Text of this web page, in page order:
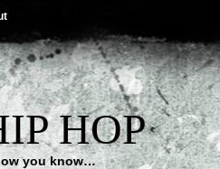
HOP
you know…